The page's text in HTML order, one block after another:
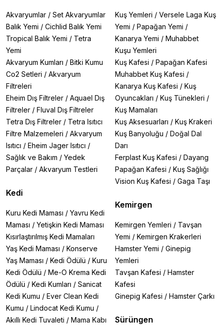
Akvaryumlar / Set Akvaryumlar
Balık Yemi / Cichlid Balık Yemi
Tropical Balık Yemi / Tetra
Yemi
Akvaryum Kumları / Bitki Kumu
Co2 Setleri / Akvaryum
Filtreleri
Eheim Dış Filtreler / Aquael Dış
Filtreler / Fluval Dış Filtreler
Tetra Dış Filtreler / Tetra Isıtıcı
Filtre Malzemeleri / Akvaryum
Isıtıcı / Eheim Jager Isıtıcı /
Sağlık ve Bakım / Yedek
Parçalar / Akvaryum Testleri
Kedi
Kuru Kedi Maması / Yavru Kedi
Maması / Yetişkin Kedi Maması
Kısırlaştırılmış Kedi Mamaları
Yaş Kedi Maması / Konserve
Yaş Maması / Kedi Ödülü / Kuru
Kedi Ödülü / Me-O Krema Kedi
Ödülü / Kedi Kumları / Sanicat
Kedi Kumu / Ever Clean Kedi
Kumu / Lindocat Kedi Kumu /
Akıllı Kedi Tuvaleti / Mama Kabı
Kuş Yemleri / Versele Laga Kuş
Yemi / Papağan Yemi /
Kanarya Yemi / Muhabbet
Kuşu Yemleri
Kuş Kafesi / Papağan Kafesi
Muhabbet Kuş Kafesi /
Kanarya Kuş Kafesi / Kuş
Oyuncakları / Kuş Tünekleri /
Kuş Mamaları
Kuş Aksesuarları / Kuş Krakeri
Kuş Banyoluğu / Doğal Dal
Darı
Ferplast Kuş Kafesi / Dayang
Papağan Kafesi / Kuş Sağlığı
Vision Kuş Kafesi / Gaga Taşı
Kemirgen
Kemirgen Yemleri / Tavşan
Yemi / Kemirgen Krakerleri
Hamster Yemi / Ginepig
Yemleri
Tavşan Kafesi / Hamster
Kafesi
Ginepig Kafesi / Hamster Çarkı
Sürüngen